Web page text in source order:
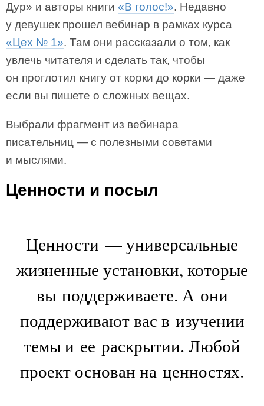
Дур» и авторы книги «В голос!». Недавно
у девушек прошел вебинар в рамках курса
«Цех № 1». Там они рассказали о том, как
увлечь читателя и сделать так, чтобы
он проглотил книгу от корки до корки — даже
если вы пишете о сложных вещах.
Выбрали фрагмент из вебинара
писательниц — с полезными советами
и мыслями.
Ценности и посыл
Ценности — универсальные
жизненные установки, которые
вы поддерживаете. А они
поддерживают вас в изучении
темы и ее раскрытии. Любой
проект основан на ценностях.